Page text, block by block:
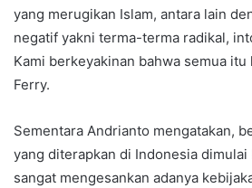
yang merugikan Islam, antara lain
negatif yakni terma-terma radikal,
Kami berkeyakinan bahwa semua itu
Ferry.
Sementara Andrianto mengatakan,
yang diterapkan di Indonesia
sangat mengesankan adanya